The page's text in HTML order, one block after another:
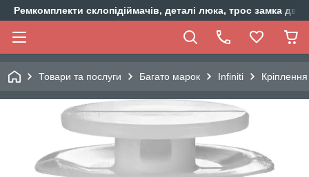
Ремкомплекти склопідіймачів, деталі люка, трос замка
Товари та послуги Багато марок Infiniti